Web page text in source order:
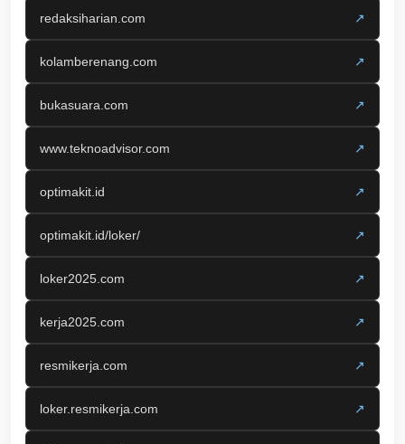
redaksiharian.com ↗
kolamberenang.com ↗
bukasuara.com ↗
www.teknoadvisor.com ↗
optimakit.id ↗
optimakit.id/loker/ ↗
loker2025.com ↗
kerja2025.com ↗
resmikerja.com ↗
loker.resmikerja.com ↗